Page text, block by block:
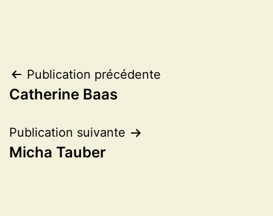
Navigation
de
l’article
Publication précédente
Catherine Baas
Publication suivante
Micha Tauber